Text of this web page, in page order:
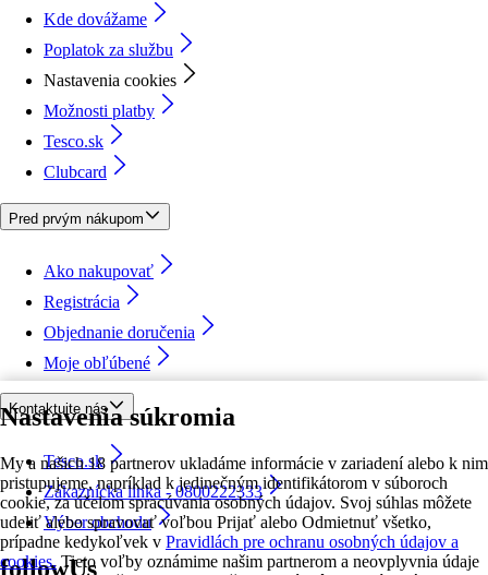
Nastavenia súkromia
My a našich 18 partnerov ukladáme informácie v zariadení alebo k nim
pristupujeme, napríklad k jedinečným identifikátorom v súboroch
cookie, za účelom spracúvania osobných údajov. Svoj súhlas môžete
udeliť alebo spravovať voľbou Prijať alebo Odmietnuť všetko,
prípadne kedykoľvek v Pravidlách pre ochranu osobných údajov a
cookies. Tieto voľby oznámime našim partnerom a neovplyvnia údaje
Kde dovážame
Poplatok za službu
Nastavenia cookies
Možnosti platby
Tesco.sk
Clubcard
Pred prvým nákupom
Ako nakupovať
Registrácia
Objednanie doručenia
Moje obľúbené
Kontaktujte nás
Tesco.sk
Zákaznícka linka - 0800222333
Výber obchodu
followUs